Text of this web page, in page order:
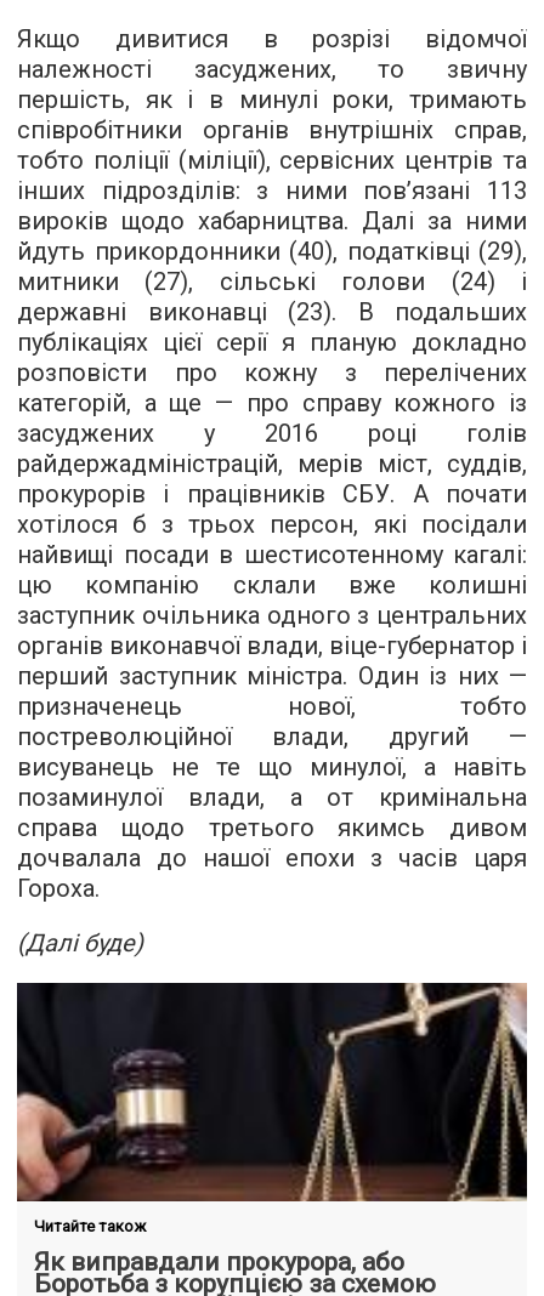
Якщо дивитися в розрізі відомчої
належності засуджених, то звичну
першість, як і в минулі роки, тримають
співробітники органів внутрішніх справ,
тобто поліції (міліції), сервісних центрів та
інших підрозділів: з ними пов’язані 113
вироків щодо хабарництва. Далі за ними
йдуть прикордонники (40), податківці (29),
митники (27), сільські голови (24) і
державні виконавці (23). В подальших
публікаціях цієї серії я планую докладно
розповісти про кожну з перелічених
категорій, а ще — про справу кожного із
засуджених у 2016 році голів
райдержадміністрацій, мерів міст, суддів,
прокурорів і працівників СБУ. А почати
хотілося б з трьох персон, які посідали
найвищі посади в шестисотенному кагалі:
цю компанію склали вже колишні
заступник очільника одного з центральних
органів виконавчої влади, віце-губернатор і
перший заступник міністра. Один із них —
призначенець нової, тобто
постреволюційної влади, другий —
висуванець не те що минулої, а навіть
позаминулої влади, а от кримінальна
справа щодо третього якимсь дивом
дочвалала до нашої епохи з часів царя
Гороха.
(Далі буде)
Читайте також
Як виправдали прокурора, або
Боротьба з корупцією за схемою